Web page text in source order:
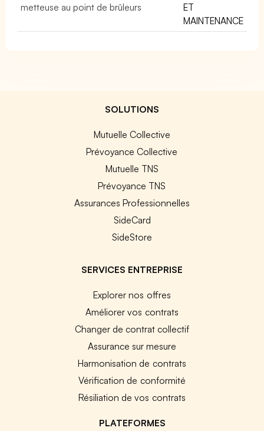
metteuse au point de brûleurs
ET
MAINTENANCE
SOLUTIONS
Mutuelle Collective
Prévoyance Collective
Mutuelle TNS
Prévoyance TNS
Assurances Professionnelles
SideCard
SideStore
SERVICES ENTREPRISE
Explorer nos offres
Améliorer vos contrats
Changer de contrat collectif
Assurance sur mesure
Harmonisation de contrats
Vérification de conformité
Résiliation de vos contrats
PLATEFORMES